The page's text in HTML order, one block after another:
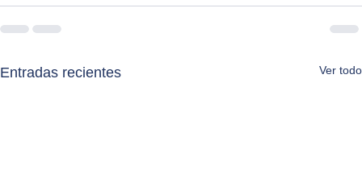
Entradas recientes Ver todo